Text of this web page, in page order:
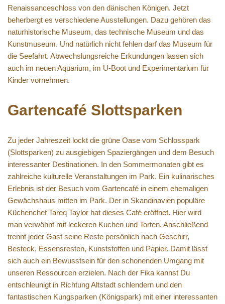
Renaissanceschloss von den dänischen Königen. Jetzt
beherbergt es verschiedene Ausstellungen. Dazu gehören das
naturhistorische Museum, das technische Museum und das
Kunstmuseum. Und natürlich nicht fehlen darf das Museum für
die Seefahrt. Abwechslungsreiche Erkundungen lassen sich
auch im neuen Aquarium, im U-Boot und Experimentarium für
Kinder vornehmen.
Gartencafé Slottsparken
Zu jeder Jahreszeit lockt die grüne Oase vom Schlosspark
(Slottsparken) zu ausgiebigen Spaziergängen und dem Besuch
interessanter Destinationen. In den Sommermonaten gibt es
zahlreiche kulturelle Veranstaltungen im Park. Ein kulinarisches
Erlebnis ist der Besuch vom Gartencafé in einem ehemaligen
Gewächshaus mitten im Park. Der in Skandinavien populäre
Küchenchef Tareq Taylor hat dieses Café eröffnet. Hier wird
man verwöhnt mit leckeren Kuchen und Torten. Anschließend
trennt jeder Gast seine Reste persönlich nach Geschirr,
Besteck, Essensresten, Kunststoffen und Papier. Damit lässt
sich auch ein Bewusstsein für den schonenden Umgang mit
unseren Ressourcen erzielen. Nach der Fika kannst Du
entschleunigt in Richtung Altstadt schlendern und den
fantastischen Kungsparken (Königspark) mit einer interessanten